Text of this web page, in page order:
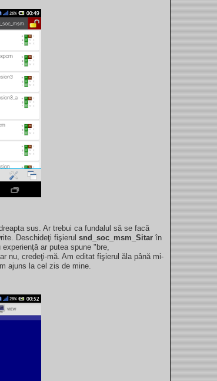
sus. Ar trebui ca fundalul să se facă
Deschideţi fişierulsnd_soc_msm_Sitar în
ar putea spune "bre,
nu, credeţi-mă. Am editat fişierul ăla până mi-
ajuns la cel zis de mine.